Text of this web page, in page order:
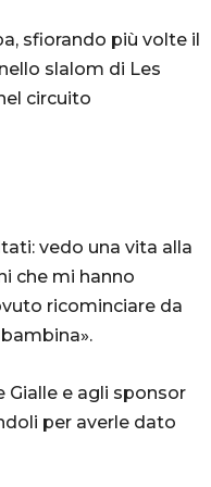
sfiorando più volte il
slalom di Les
circuito
vedo una vita alla
che mi hanno
ricominciare da
Gialle e agli sponsor
per averle dato